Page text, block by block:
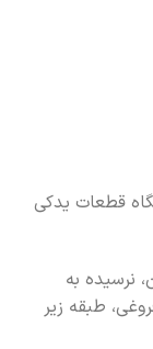
قطعات یدکی
نرسیده به
طبقه زیر